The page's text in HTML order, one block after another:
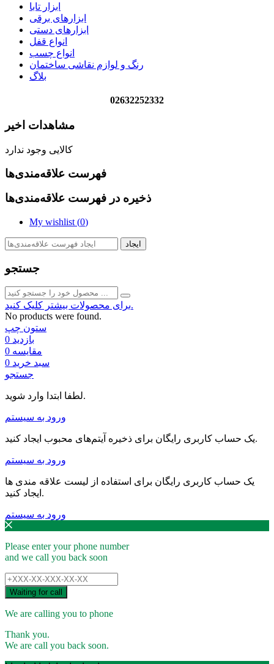
ابزار تابا
ابزارهای برقی
ابزارهای دستی
انواع قفل
انواع چسب
رنگ و لوازم نقاشی ساختمان
بلاگ
02632252332
مشاهدات اخیر
کالایی وجود ندارد
فهرست علاقه‌مندی‌ها
ذخیره در فهرست علاقه‌مندی‌ها
My wishlist (0)
ایجاد
جستجو
برای محصولات بیشتر کلیک کنید.
No products were found.
ستون چپ
بازدید 0
مقایسه 0
سبد خرید 0
جستجو
لطفا ابتدا وارد شوید.
ورود به سیستم
یک حساب کاربری رایگان برای ذخیره آیتم‌های محبوب ایجاد کنید.
ورود به سیستم
یک حساب کاربری رایگان برای استفاده از لیست علاقه مندی ها
ایجاد کنید.
ورود به سیستم
Please enter your phone number
and we call you back soon
Waiting for call
We are calling you to phone
Thank you.
We are call you back soon.